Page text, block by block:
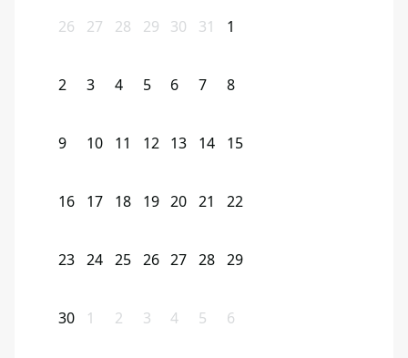
26 27 28 29 30 31 1
2 3 4 5 6 7 8
9 10 11 12 13 14 15
16 17 18 19 20 21 22
23 24 25 26 27 28 29
30 1 2 3 4 5 6